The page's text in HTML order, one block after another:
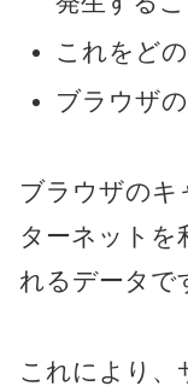
これをど
ブラウザ
ブラウザのキ
ターネットを
れるデータで
これにより、